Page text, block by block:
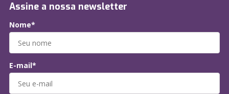
Assine a nossa newsletter
Nome*
E-mail*